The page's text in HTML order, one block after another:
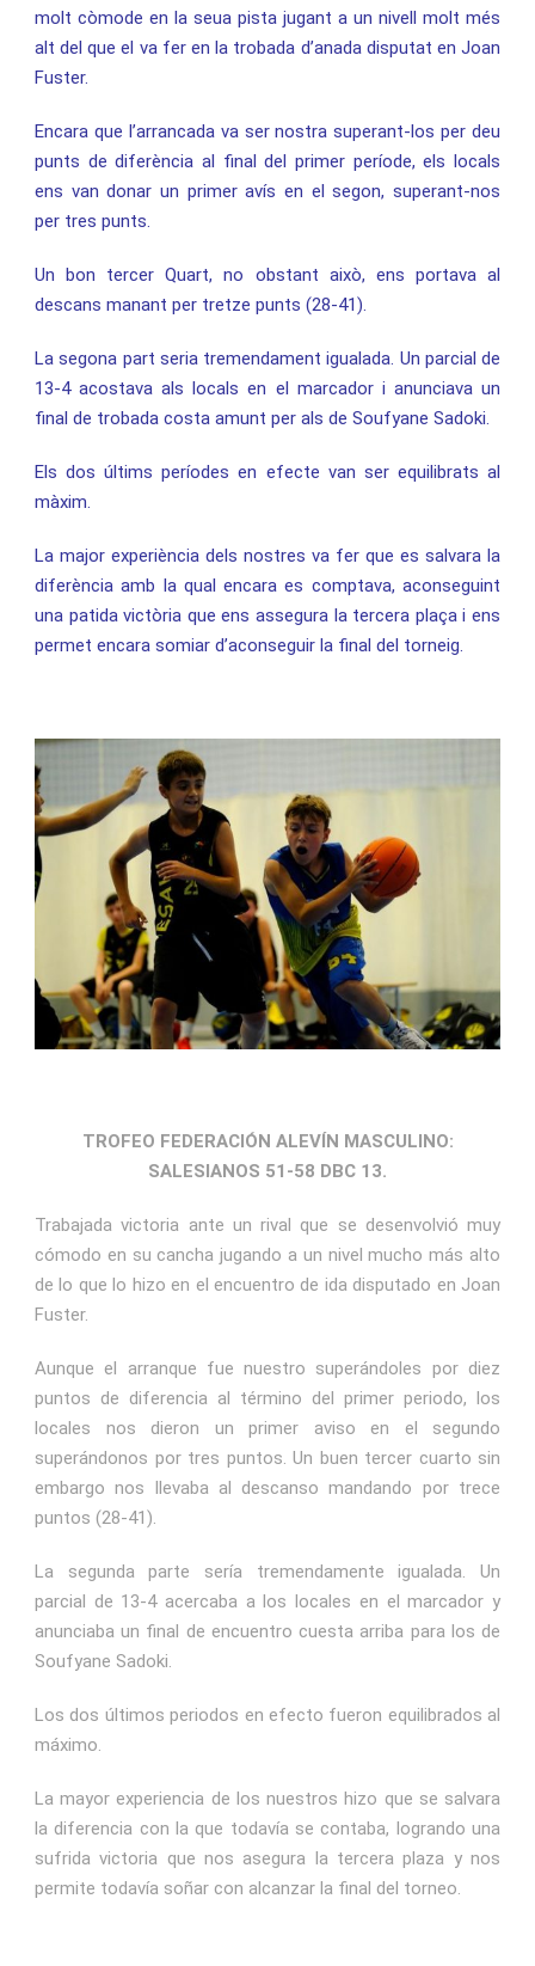
molt còmode en la seua pista jugant a un nivell molt més
alt del que el va fer en la trobada d’anada disputat en Joan
Fuster.
Encara que l’arrancada va ser nostra superant-los per deu
punts de diferència al final del primer període, els locals
ens van donar un primer avís en el segon, superant-nos
per tres punts.
Un bon tercer Quart, no obstant això, ens portava al
descans manant per tretze punts (28-41).
La segona part seria tremendament igualada. Un parcial de
13-4 acostava als locals en el marcador i anunciava un
final de trobada costa amunt per als de Soufyane Sadoki.
Els dos últims períodes en efecte van ser equilibrats al
màxim.
La major experiència dels nostres va fer que es salvara la
diferència amb la qual encara es comptava, aconseguint
una patida victòria que ens assegura la tercera plaça i ens
permet encara somiar d’aconseguir la final del torneig.
TROFEO FEDERACIÓN ALEVÍN MASCULINO:
SALESIANOS 51-58 DBC 13.
Trabajada victoria ante un rival que se desenvolvió muy
cómodo en su cancha jugando a un nivel mucho más alto
de lo que lo hizo en el encuentro de ida disputado en Joan
Fuster.
Aunque el arranque fue nuestro superándoles por diez
puntos de diferencia al término del primer periodo, los
locales nos dieron un primer aviso en el segundo
superándonos por tres puntos. Un buen tercer cuarto sin
embargo nos llevaba al descanso mandando por trece
puntos (28-41).
La segunda parte sería tremendamente igualada. Un
parcial de 13-4 acercaba a los locales en el marcador y
anunciaba un final de encuentro cuesta arriba para los de
Soufyane Sadoki.
Los dos últimos periodos en efecto fueron equilibrados al
máximo.
La mayor experiencia de los nuestros hizo que se salvara
la diferencia con la que todavía se contaba, logrando una
sufrida victoria que nos asegura la tercera plaza y nos
permite todavía soñar con alcanzar la final del torneo.